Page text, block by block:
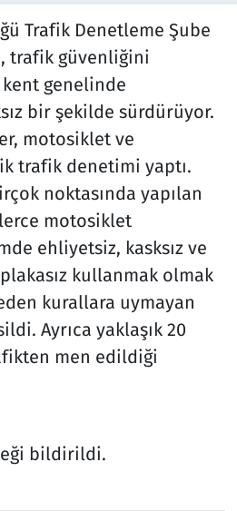
Trafik Denetleme Şube
trafik güvenliğini
kent genelinde
bir şekilde sürdürüyor.
motosiklet ve
trafik denetimi yaptı.
noktasında yapılan
motosiklet
ehliyetsiz, kasksız ve
kullanmak olmak
kurallara uymayan
Ayrıca yaklaşık 20
men edildiği
bildirildi.